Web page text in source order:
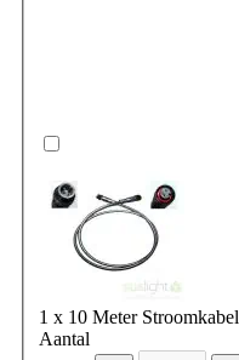
1 x 10 Meter Stroomkabel
Aantal